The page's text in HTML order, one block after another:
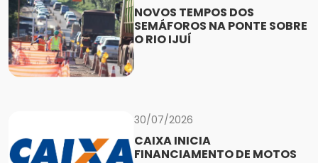
NOVOS TEMPOS DOS
SEMÁFOROS NA PONTE SOBRE
O RIO IJUÍ
30/07/2026
CAIXA INICIA
FINANCIAMENTO DE MOTOS